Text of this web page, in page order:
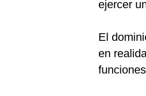
ejercer
El
en